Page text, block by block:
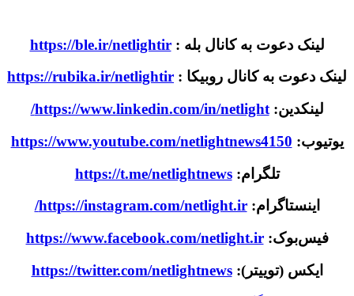
لینک دعوت به کانال بله :https://ble.ir/netlightir
لینک دعوت به کانال روبیکا : https://rubika.ir/netlightir
لینکدین:https://www.linkedin.com/in/netlight/
یوتیوب: https://www.youtube.com/netlightnews4150
تلگرام:https://t.me/netlightnews
اینستاگرام:https://instagram.com/netlight.ir/
فیس‌بوک:https://www.facebook.com/netlight.ir
ایکس (توییتر):https://twitter.com/netlightnews